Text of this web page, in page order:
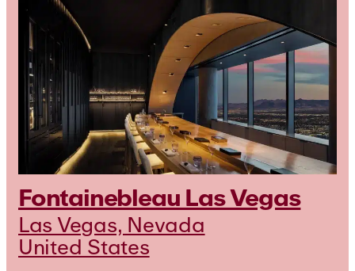
Fontainebleau Las Vegas
Las Vegas, Nevada
United States